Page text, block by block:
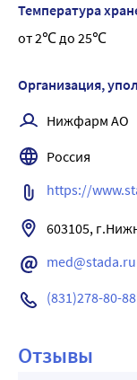
Температура
от 2℃ до 25℃
Организация,
Нижфарм АО
Россия
https://
603105,
med@stada.ru
(831)278-80-88
Отзывы